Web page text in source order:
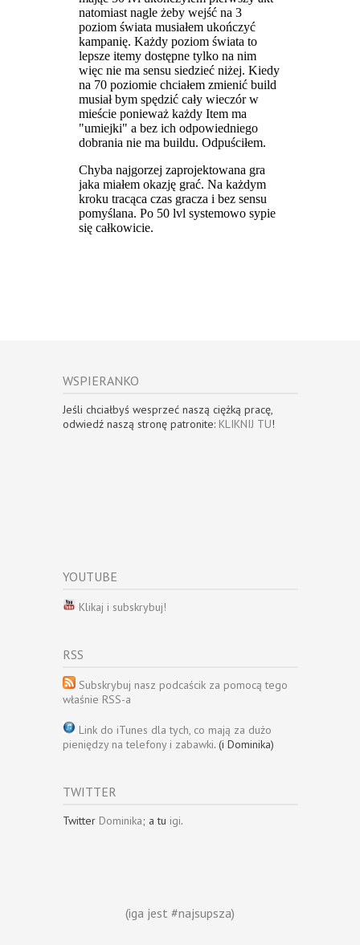
WSPIERANKO
Jeśli chciałbyś wesprzeć naszą ciężką pracę,
odwiedź naszą stronę patronite: KLIKNIJ TU!
YOUTUBE
Klikaj i subskrybuj!
RSS
Subskrybuj nasz podcaścik za pomocą tego
właśnie RSS-a
Link do iTunes dla tych, co mają za dużo
pieniędzy na telefony i zabawki. (i Dominika)
TWITTER
Twitter Dominika; a tu igi.
(iga jest #najsupsza)